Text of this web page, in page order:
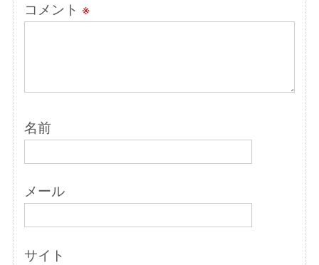
コメント ※
名前
メール
サイト